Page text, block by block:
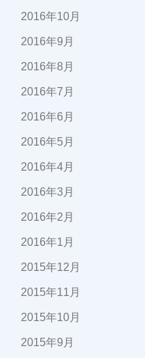
2016年10月
2016年9月
2016年8月
2016年7月
2016年6月
2016年5月
2016年4月
2016年3月
2016年2月
2016年1月
2015年12月
2015年11月
2015年10月
2015年9月